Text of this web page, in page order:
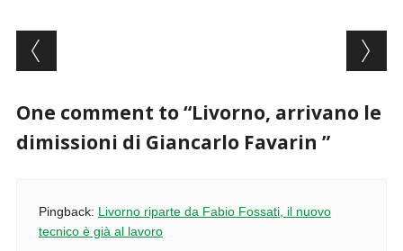
Post navigation
One comment to “Livorno, arrivano le
dimissioni di Giancarlo Favarin ”
Pingback: Livorno riparte da Fabio Fossati, il nuovo
tecnico è già al lavoro